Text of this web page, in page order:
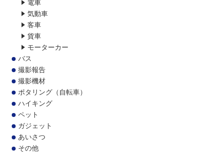
気動車
客車
貨車
モーターカー
バス
撮影報告
撮影機材
ポタリング（自転車）
ハイキング
ペット
ガジェット
あいさつ
その他